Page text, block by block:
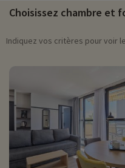
♥iNos activités coup
• Visite du village de Lambesc
› Le
› Ville de Lambesc située à 23km
Choisissez chambre et
Indiquez vos critères pour voir